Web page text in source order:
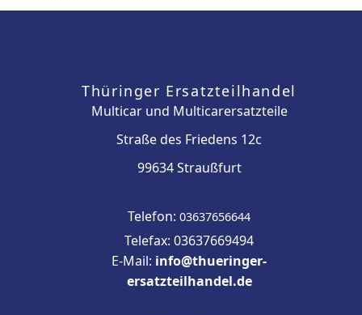
Thüringer Ersatzteilhandel
Multicar und Multicarersatzteile
Straße des Friedens 12c
99634 Straußfurt
Telefon: 03637656644
Telefax: 03637669494
E-Mail: info@thueringer-
ersatzteilhandel.de